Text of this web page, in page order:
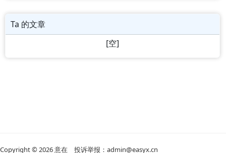
Ta 的文章
[空]
Copyright © 2026意在 投诉举报：admin@easyx.cn